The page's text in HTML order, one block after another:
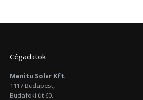
Cégadatok
Manitu Solar Kft.
1117 Budapest,
Budafoki út 60.